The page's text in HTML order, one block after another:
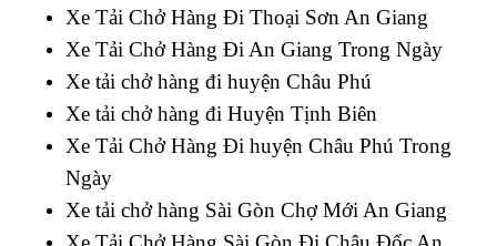
Xe Tải Chở Hàng Đi Thoại Sơn An Giang
Xe Tải Chở Hàng Đi An Giang Trong Ngày
Xe tải chở hàng đi huyện Châu Phú
Xe tải chở hàng đi Huyện Tịnh Biên
Xe Tải Chở Hàng Đi huyện Châu Phú Trong
Ngày
Xe tải chở hàng Sài Gòn Chợ Mới An Giang